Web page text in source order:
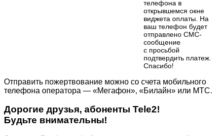
телефона в
открывшемся окне
виджета оплаты. На
ваш телефон будет
отправлено СМС-
сообщение
с просьбой
подтвердить платеж.
Cпасибо!
Отправить пожертвование можно со счета мобильного
телефона оператора — «Мегафон», «Билайн» или МТС.
Дорогие друзья, абоненты Tele2!
Будьте внимательны!